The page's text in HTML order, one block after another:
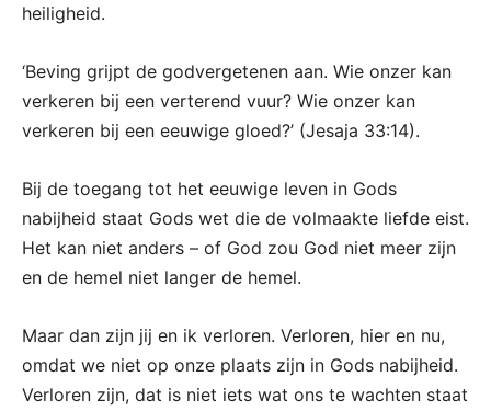
heiligheid.
‘Beving grijpt de godvergetenen aan. Wie onzer kan
verkeren bij een verterend vuur? Wie onzer kan
verkeren bij een eeuwige gloed?’ (Jesaja 33:14).
Bij de toegang tot het eeuwige leven in Gods
nabijheid staat Gods wet die de volmaakte liefde eist.
Het kan niet anders – of God zou God niet meer zijn
en de hemel niet langer de hemel.
Maar dan zijn jij en ik verloren. Verloren, hier en nu,
omdat we niet op onze plaats zijn in Gods nabijheid.
Verloren zijn, dat is niet iets wat ons te wachten staat